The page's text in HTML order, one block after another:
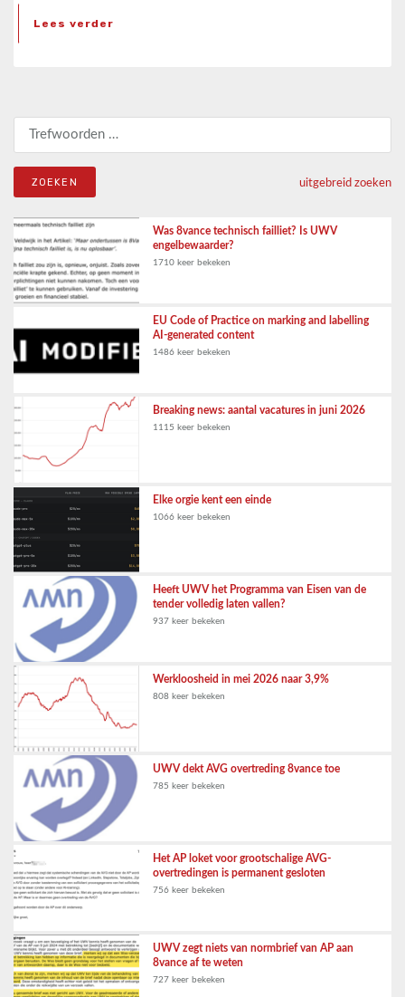
Lees verder
Zoeken naar:
uitgebreid zoeken
Was 8vance technisch failliet? Is UWV
engelbewaarder?
1710 keer bekeken
EU Code of Practice on marking and labelling
AI-generated content
1486 keer bekeken
Breaking news: aantal vacatures in juni 2026
1115 keer bekeken
Elke orgie kent een einde
1066 keer bekeken
Heeft UWV het Programma van Eisen van de
tender volledig laten vallen?
937 keer bekeken
Werkloosheid in mei 2026 naar 3,9%
808 keer bekeken
UWV dekt AVG overtreding 8vance toe
785 keer bekeken
Het AP loket voor grootschalige AVG-
overtredingen is permanent gesloten
756 keer bekeken
UWV zegt niets van normbrief van AP aan
8vance af te weten
727 keer bekeken